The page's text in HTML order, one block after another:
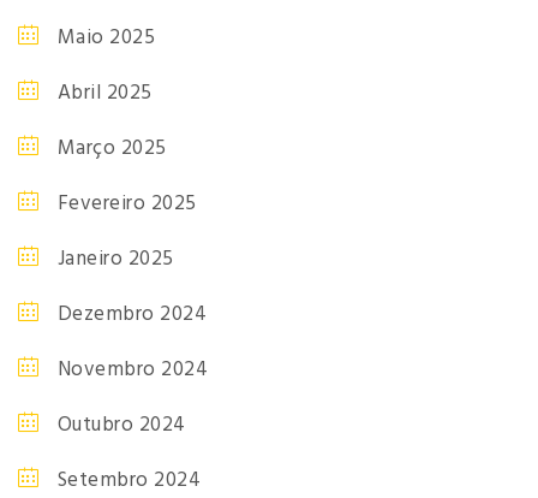
Maio 2025
Abril 2025
Março 2025
Fevereiro 2025
Janeiro 2025
Dezembro 2024
Novembro 2024
Outubro 2024
Setembro 2024